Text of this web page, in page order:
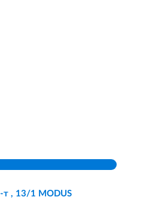
т , 13/1 MODUS